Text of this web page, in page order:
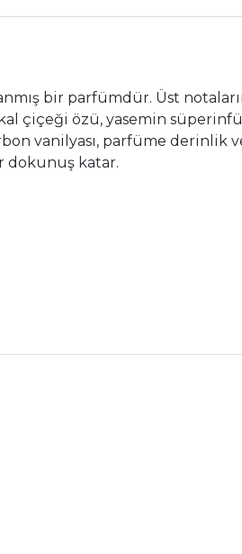
bir parfümdür. Üst
çiçeği özü, yasemin
vanilyası, parfüme derinlik ve
dokunuş katar.
iletebilirsiniz.